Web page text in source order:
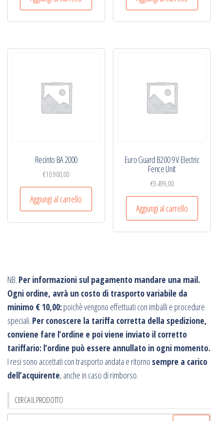
Recinto BA 2000
€10.900,00
Aggiungi al carrello
Euro Guard B200 9 V Electric
Fence Unit
€9.499,00
Aggiungi al carrello
NB. Per informazioni sul pagamento mandare una mail.
Ogni ordine, avrà un costo di trasporto variabile da
minimo € 10,00:poichè vengono effettuati con imballi e procedure
speciali. Per conoscere la tariffa corretta della spedizione,
conviene fare l’ordine e poi viene inviato il corretto
tariffario: l’ordine può essere annullato in ogni momento.
I resi sono accettati con trasporto andata e ritorno sempre a carico
dell’acquirente, anche in caso di rimborso.
CERCA IL PRODOTTO